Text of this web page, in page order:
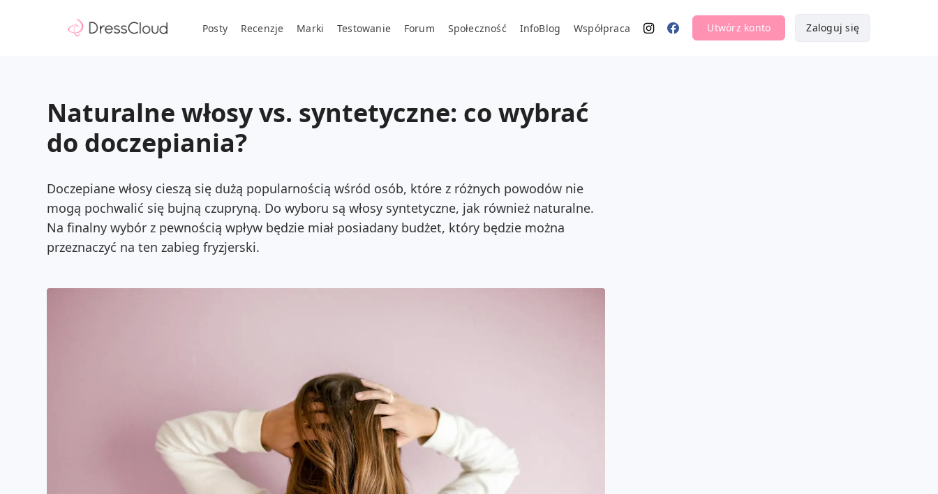
Posty Recenzje Marki Testowanie Forum Społeczność InfoBlog Współpraca Utwórz konto Zaloguj się
Naturalne włosy vs. syntetyczne: co wybrać
do doczepiania?
Doczepiane włosy cieszą się dużą popularnością wśród osób, które z różnych powodów nie
mogą pochwalić się bujną czupryną. Do wyboru są włosy syntetyczne, jak również naturalne.
Na finalny wybór z pewnością wpływ będzie miał posiadany budżet, który będzie można
przeznaczyć na ten zabieg fryzjerski.